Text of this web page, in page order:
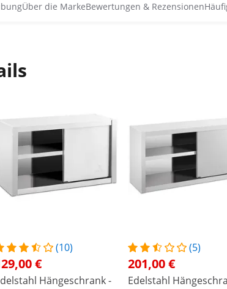
Über die MarkeBewertungen & Rezensionen
(10)
€
Hängeschrank -
(5)
201,00 €
Edelstahl